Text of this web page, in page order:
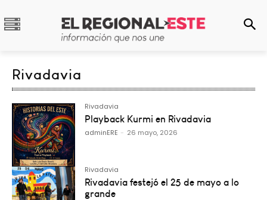
Rivadavia
Rivadavia
Playback Kurmi en Rivadavia
adminERE - 26 mayo, 2026
Rivadavia
Rivadavia festejó el 25 de mayo a lo
grande